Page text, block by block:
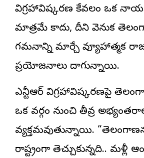
విగ్రహావిష్కరణ కేవలం ఒక
మాత్రమే కాదు, దీని వెనుక
గమనాన్ని మార్చే వ్యూహాత్మక
ప్రయోజనాలు దాగున్నాయి.
ఎన్టీఆర్ విగ్రహావిష్కరణపై
ఒక వర్గం నుంచి తీవ్ర
వ్యక్తమవుతున్నాయి.
రాష్ట్రంగా తెచ్చుకున్నది.. మళ్లీ